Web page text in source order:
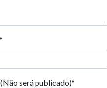
*
(Não será publicado)*